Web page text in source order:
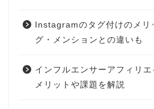
Instagramのタグ付けのメリ
グ・メンションとの違いも
インフルエンサーアフィリ
メリットや課題を解説